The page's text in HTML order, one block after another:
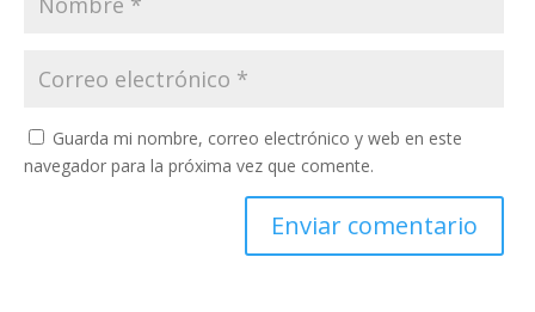
Guarda mi nombre, correo electrónico y web en este
navegador para la próxima vez que comente.